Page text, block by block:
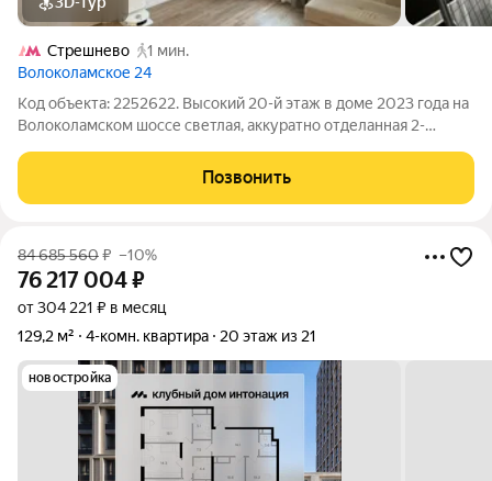
Стрешнево
1 мин.
Волоколамское 24
Код объекта: 2252622. Высокий 20-й этаж в доме 2023 года на
Волоколамском шоссе светлая, аккуратно отделанная 2-
воздуха и порядка. Большие окна на улицу открывают вид и
наполняют комнаты
Позвонить
84 685 560₽ –10%
76 217 004₽
от 304 221 ₽ в месяц
129,2 м²
4-комн. квартира 20 этаж из 21
новостройка